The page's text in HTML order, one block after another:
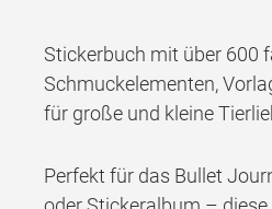
Stickerbuch mit über 600
Schmuckelementen,
für große und kleine
Perfekt für das Bullet